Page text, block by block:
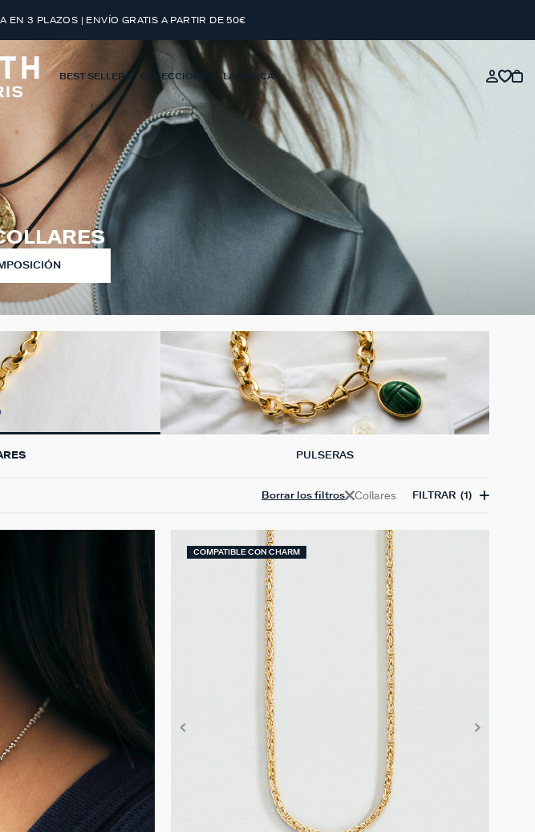
EN 3 PLAZOS | ENVÍO GRATIS A PARTIR DE 50€
BEST SELLERS COLECCIONES LA MARCA
PULSERAS
Collares
Borrar los filtros FILTRAR (1)
COMPATIBLE CON CHARM